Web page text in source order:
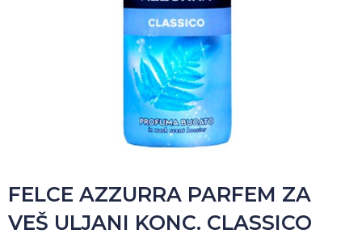
FELCE AZZURRA PARFEM ZA
VEŠ ULJANI KONC. CLASSICO